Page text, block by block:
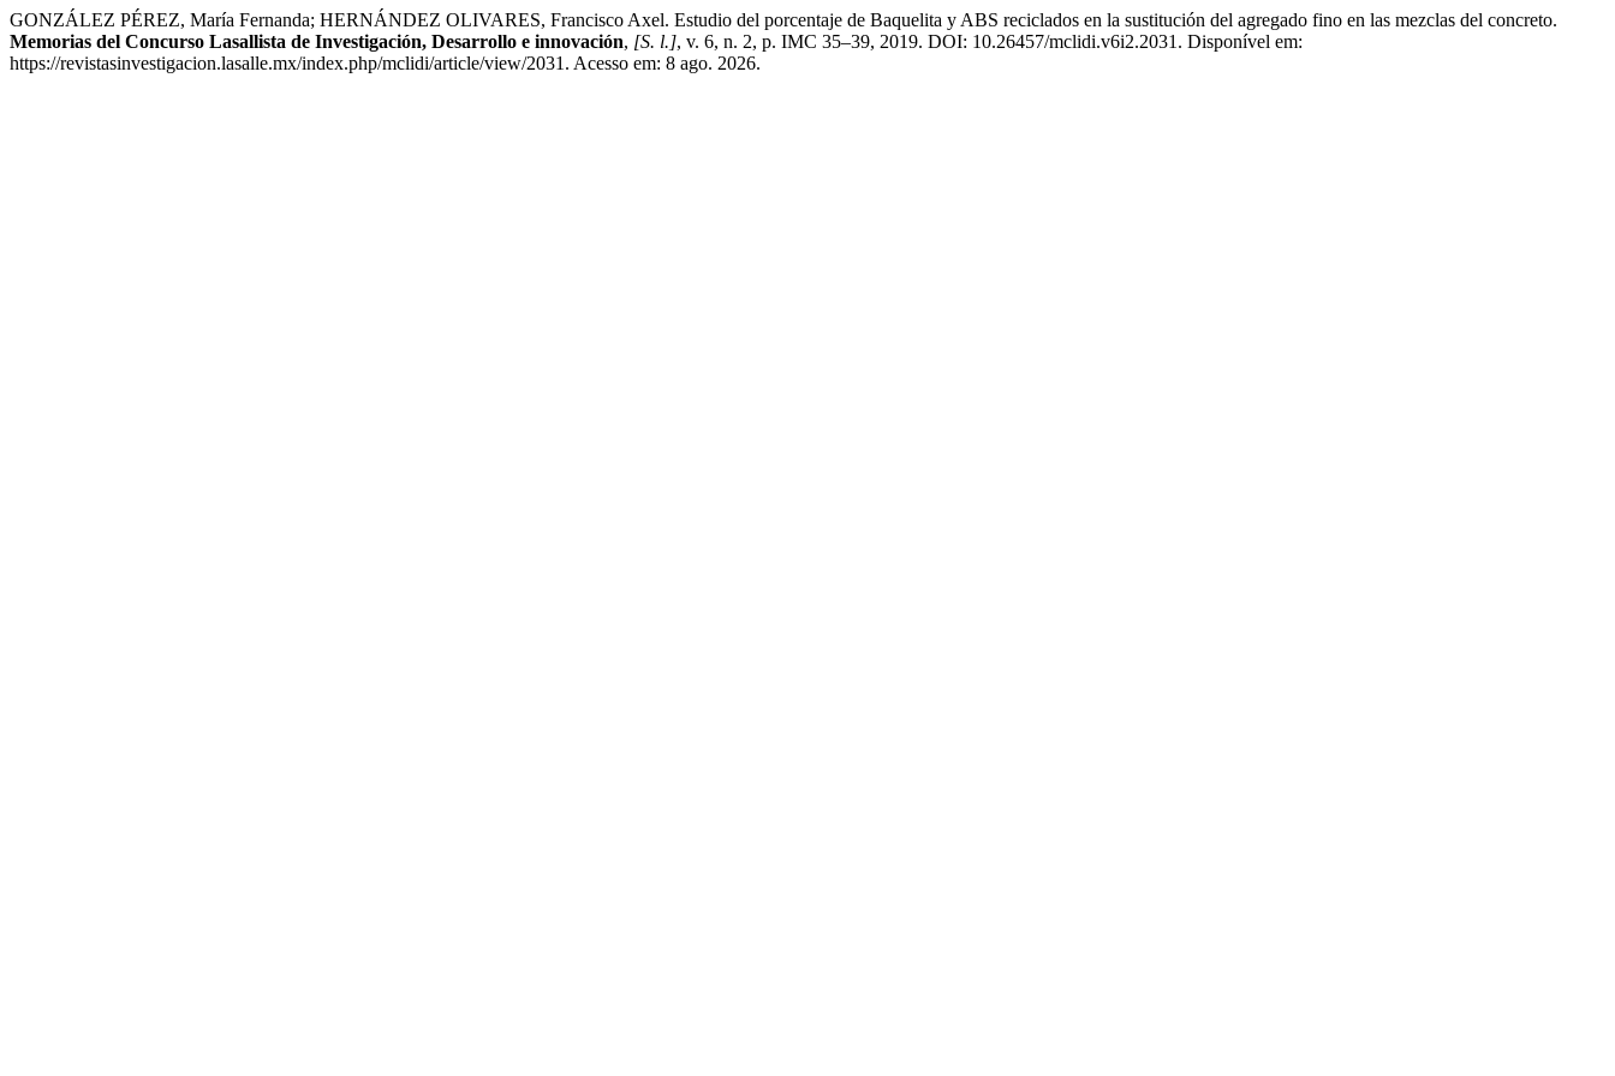
GONZÁLEZ PÉREZ, María Fernanda; HERNÁNDEZ OLIVARES, Francisco Axel. Estudio del porcentaje de Baquelita y ABS reciclados en la sustitución del agregado fino en las mezclas del concreto.
Memorias del Concurso Lasallista de Investigación, Desarrollo e innovación, [S. l.], v. 6, n. 2, p. IMC 35–39, 2019. DOI: 10.26457/mclidi.v6i2.2031. Disponível em:
https://revistasinvestigacion.lasalle.mx/index.php/mclidi/article/view/2031. Acesso em: 8 ago. 2026.